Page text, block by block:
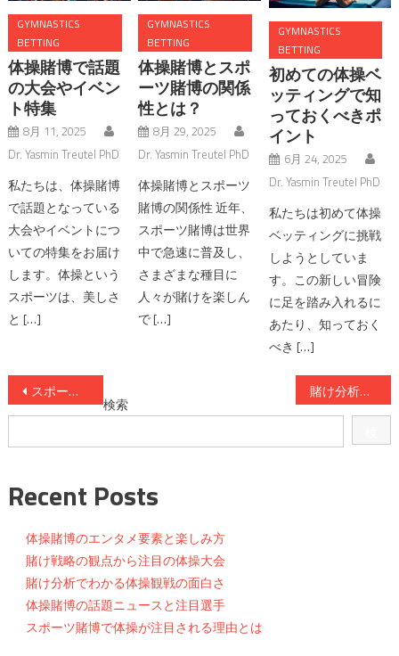
GYMNASTICS
BETTING
体操賭博で話題
の大会やイベン
ト特集
8月 11, 2025
Dr. Yasmin Treutel PhD
私たちは、体操賭博
で話題となっている
大会やイベントにつ
いての特集をお届け
します。体操という
スポーツは、美しさ
と […]
GYMNASTICS
BETTING
体操賭博とスポ
ーツ賭博の関係
性とは？
8月 29, 2025
Dr. Yasmin Treutel PhD
体操賭博とスポーツ
賭博の関係性 近年、
スポーツ賭博は世界
中で急速に普及し、
さまざまな種目に
人々が賭けを楽しん
で […]
GYMNASTICS
BETTING
初めての体操ベ
ッティングで知
っておくべきポ
イント
6月 24, 2025
Dr. Yasmin Treutel PhD
私たちは初めて体操
ベッティングに挑戦
しようとしていま
す。この新しい冒険
に足を踏み入れるに
あたり、知っておく
べき […]
投
稿
ナ
ビ
ゲ
ー
シ
ョ
スポーツ賭博で体操が注目される理由とは 賭け分析でわかる体操観戦の面白さ
検索
Recent Posts
体操賭博のエンタメ要素と楽しみ方
賭け戦略の観点から注目の体操大会
賭け分析でわかる体操観戦の面白さ
体操賭博の話題ニュースと注目選手
スポーツ賭博で体操が注目される理由とは